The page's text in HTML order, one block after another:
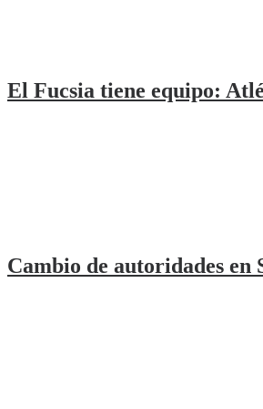
El Fucsia tiene equipo:
Cambio de autoridades